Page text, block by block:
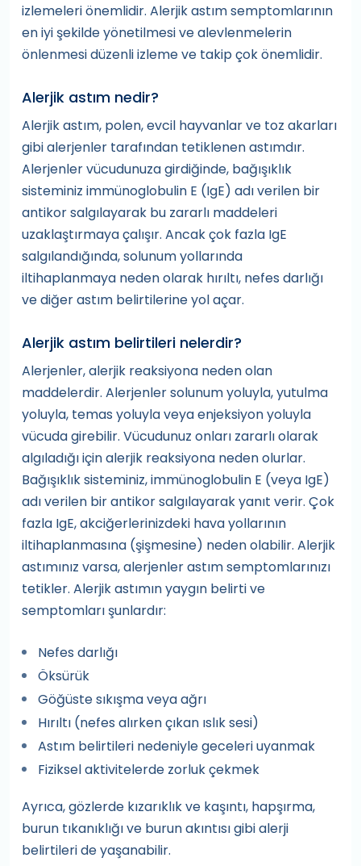
izlemeleri önemlidir. Alerjik astım semptomlarının
en iyi şekilde yönetilmesi ve alevlenmelerin
önlenmesi düzenli izleme ve takip çok önemlidir.
Alerjik astım nedir?
Alerjik astım, polen, evcil hayvanlar ve toz akarları
gibi alerjenler tarafından tetiklenen astımdır.
Alerjenler vücudunuza girdiğinde, bağışıklık
sisteminiz immünoglobulin E (IgE) adı verilen bir
antikor salgılayarak bu zararlı maddeleri
uzaklaştırmaya çalışır. Ancak çok fazla IgE
salgılandığında, solunum yollarında
iltihaplanmaya neden olarak hırıltı, nefes darlığı
ve diğer astım belirtilerine yol açar.
Alerjik astım belirtileri nelerdir?
Alerjenler, alerjik reaksiyona neden olan
maddelerdir. Alerjenler solunum yoluyla, yutulma
yoluyla, temas yoluyla veya enjeksiyon yoluyla
vücuda girebilir. Vücudunuz onları zararlı olarak
algıladığı için alerjik reaksiyona neden olurlar.
Bağışıklık sisteminiz, immünoglobulin E (veya IgE)
adı verilen bir antikor salgılayarak yanıt verir. Çok
fazla IgE, akciğerlerinizdeki hava yollarının
iltihaplanmasına (şişmesine) neden olabilir. Alerjik
astımınız varsa, alerjenler astım semptomlarınızı
tetikler. Alerjik astımın yaygın belirti ve
semptomları şunlardır:
Nefes darlığı
Öksürük
Göğüste sıkışma veya ağrı
Hırıltı (nefes alırken çıkan ıslık sesi)
Astım belirtileri nedeniyle geceleri uyanmak
Fiziksel aktivitelerde zorluk çekmek
Ayrıca, gözlerde kızarıklık ve kaşıntı, hapşırma,
burun tıkanıklığı ve burun akıntısı gibi alerji
belirtileri de yaşanabilir.